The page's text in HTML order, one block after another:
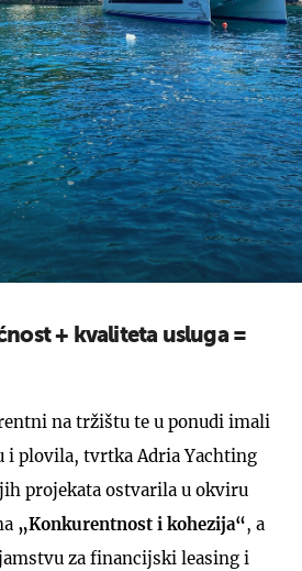
+ kvaliteta usluga =
na tržištu te u ponudi imali
i plovila, tvrtka Adria Yachting
projekata ostvarila u okviru
„Konkurentnost i kohezija“, a
za financijski leasing i